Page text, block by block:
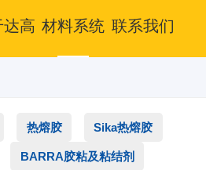
达高 材料系统 联系我们
热熔胶 Sika热熔胶
BARRA胶粘及粘结剂